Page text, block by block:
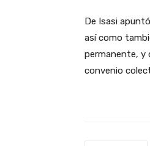
De Isasi
así como
permanente, y
convenio